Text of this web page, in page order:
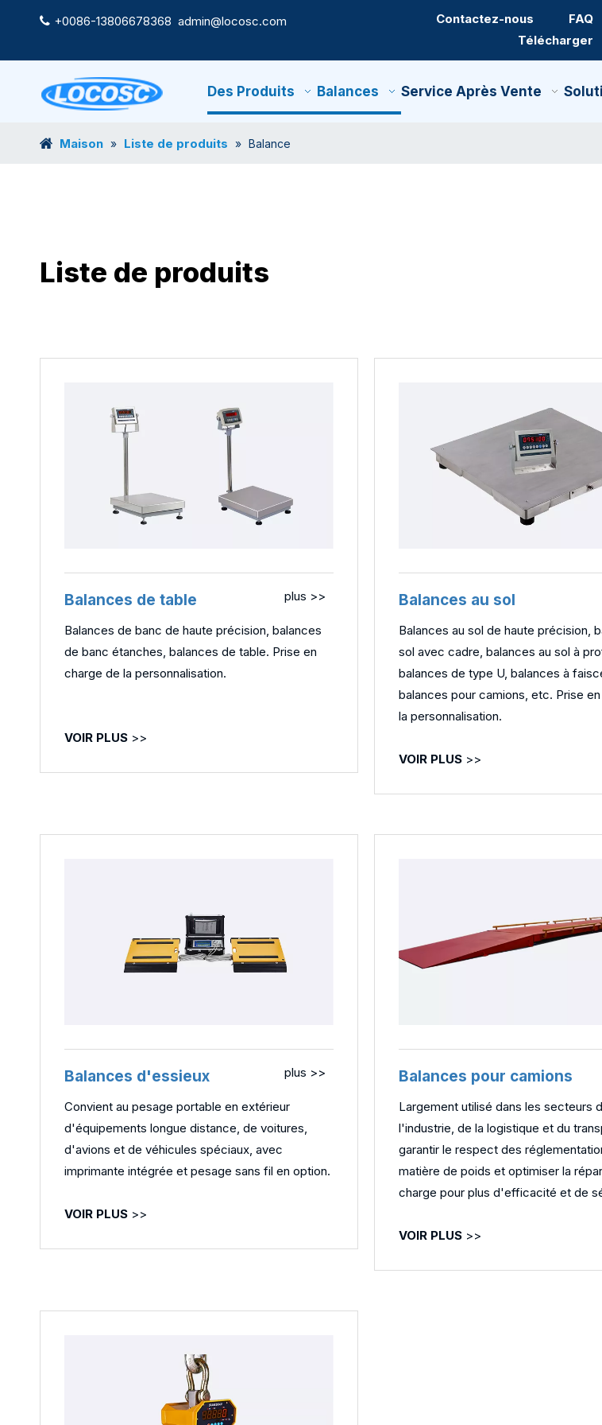
 +0086-13806678368 admin@locosc.com Contactez-nous
FAQ
Télécharger
Des Produits Balances Service Après Vente
Maison » Liste de produits » Balance
Liste de produits
Balances de table plus >>
Balances de banc de haute précision, balances
de banc étanches, balances de table. Prise en
charge de la personnalisation.
VOIR PLUS >>
Balances au sol
Balances au sol de haute précision,
sol avec cadre, balances au sol à
balances de type U, balances à
balances pour camions, etc. Prise
la personnalisation.
VOIR PLUS >>
Balances d'essieux plus >>
Convient au pesage portable en extérieur
d'équipements longue distance, de voitures,
d'avions et de véhicules spéciaux, avec
imprimante intégrée et pesage sans fil en option.
VOIR PLUS >>
Balances pour camions
Largement utilisé dans les secteurs
l'industrie, de la logistique et du
garantir le respect des
matière de poids et optimiser la
charge pour plus d'efficacité et de
VOIR PLUS >>